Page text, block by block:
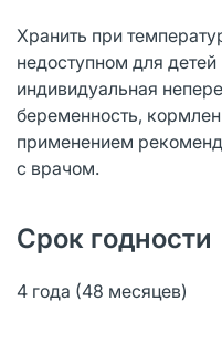
Хранить при
недоступном для
индивидуальная
беременность,
применением
с врачом.
Срок годности
4 года (48 месяцев)